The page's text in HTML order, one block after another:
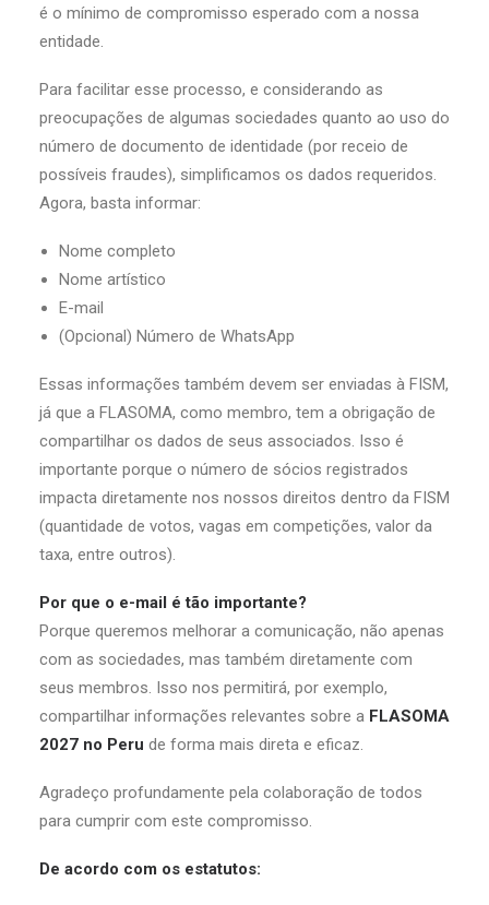
é o mínimo de compromisso esperado com a nossa
entidade.
Para facilitar esse processo, e considerando as
preocupações de algumas sociedades quanto ao uso do
número de documento de identidade (por receio de
possíveis fraudes), simplificamos os dados requeridos.
Agora, basta informar:
Nome completo
Nome artístico
E-mail
(Opcional) Número de WhatsApp
Essas informações também devem ser enviadas à FISM,
já que a FLASOMA, como membro, tem a obrigação de
compartilhar os dados de seus associados. Isso é
importante porque o número de sócios registrados
impacta diretamente nos nossos direitos dentro da FISM
(quantidade de votos, vagas em competições, valor da
taxa, entre outros).
Por que o e-mail é tão importante?
Porque queremos melhorar a comunicação, não apenas
com as sociedades, mas também diretamente com
seus membros. Isso nos permitirá, por exemplo,
compartilhar informações relevantes sobre a FLASOMA
2027 no Peru de forma mais direta e eficaz.
Agradeço profundamente pela colaboração de todos
para cumprir com este compromisso.
De acordo com os estatutos: